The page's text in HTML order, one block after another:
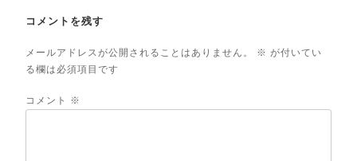
コメントを残す
メールアドレスが公開されることはありません。 ※ が付いてい
る欄は必須項目です
コメント ※